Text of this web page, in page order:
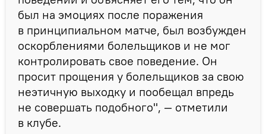
был на эмоциях после поражения
в принципиальном матче, был возбужден
оскорблениями болельщиков и не мог
контролировать свое поведение. Он
просит прощения у болельщиков за свою
неэтичную выходку и пообещал впредь
не совершать подобного", — отметили
в клубе.